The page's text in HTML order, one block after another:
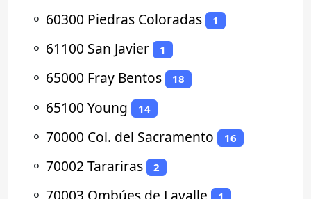
⚬ 60300 Piedras Coloradas 1
⚬ 61100 San Javier 1
⚬ 65000 Fray Bentos 18
⚬ 65100 Young 14
⚬ 70000 Col. del Sacramento 16
⚬ 70002 Tarariras 2